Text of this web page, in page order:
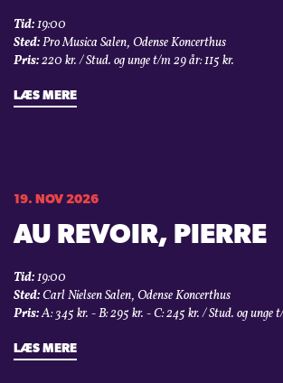
Tid:19:00
Sted:Pro Musica Salen, Odense Koncerthus
Pris:220 kr. / Stud. og unge t/m 29 år: 115 kr.
LÆS MERE
19. NOV 2026
AU REVOIR, PIERRE
Tid:19:00
Sted:Carl Nielsen Salen, Odense Koncerthus
Pris:A: 345 kr. - B: 295 kr. - C: 245 kr. / Stud. og unge
LÆS MERE